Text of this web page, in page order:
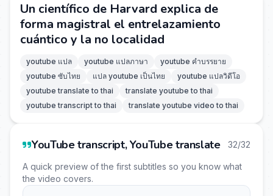
Un científico de Harvard explica de
forma magistral el entrelazamiento
cuántico y la no localidad
youtube แปล youtube แปลภาษา
youtube คำบรรยาย
youtube ซับไทย
แปล youtube เป็นไทย
youtube แปลวิดีโอ
youtube translate to thai
translate youtube to thai
youtube transcript to thai
translate youtube video to thai
YouTube transcript, YouTube translate 32/32
A quick preview of the first subtitles so you know what
the video covers.